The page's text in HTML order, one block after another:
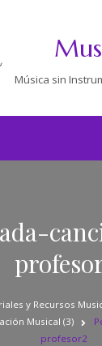
Música sin
y Recursos
Musical (3)
profesor2